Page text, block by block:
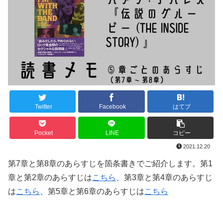
Twitter Facebook はてブ
Pocket LINE コピー
2021.12.20
第7章と第8章のあらすじを箇条書きでご紹介します。第1
章と第2章のあらすじはこちら
、第3章と第4章のあらすじ
はこちら 、第5章と第6章のあらすじはこちら